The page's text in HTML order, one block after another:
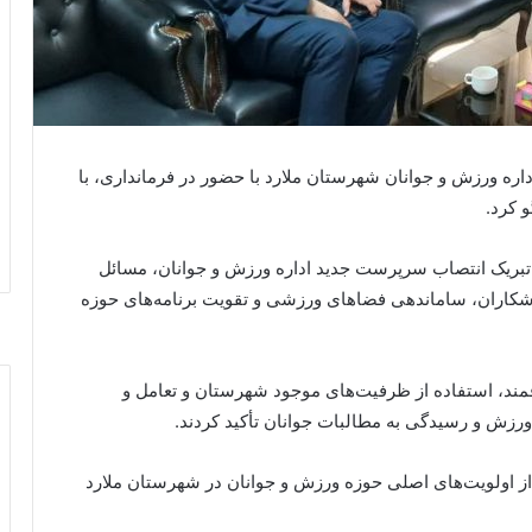
سرپرست اداره ورزش و جوانان شهرستان ملارد با حضور در فرمانداری، با
کرد.
تبریک انتصاب سرپرست جدید اداره ورزش و جوانان، مسائل
ساماندهی فضاهای ورزشی و تقویت برنامه‌های حوزه
استفاده از ظرفیت‌های موجود شهرستان و تعامل و
و رسیدگی به مطالبات جوانان تأکید کردند.
اولویت‌های اصلی حوزه ورزش و جوانان در شهرستان ملارد